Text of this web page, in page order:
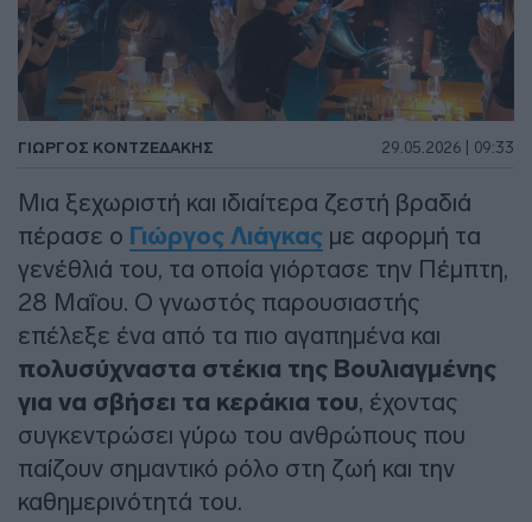
ΓΙΏΡΓΟΣ ΚΟΝΤΖΕΔΆΚΗΣ 29.05.2026 | 09:33
Μια ξεχωριστή και ιδιαίτερα ζεστή βραδιά
πέρασε ο Γιώργος Λιάγκας με αφορμή τα
γενέθλιά του, τα οποία γιόρτασε την Πέμπτη,
28 Μαΐου. Ο γνωστός παρουσιαστής
επέλεξε ένα από τα πιο αγαπημένα και
πολυσύχναστα στέκια της Βουλιαγμένης
για να σβήσει τα κεράκια του, έχοντας
συγκεντρώσει γύρω του ανθρώπους που
παίζουν σημαντικό ρόλο στη ζωή και την
καθημερινότητά του.